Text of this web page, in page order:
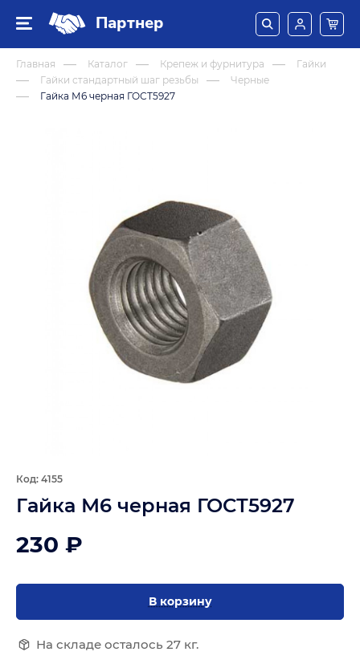
Партнер
Главная Каталог Крепеж и фурнитура
Гайки
Гайки стандартный шаг резьбы
Черные
Гайка М6 черная ГОСТ5927
Код: 4155
Гайка М6 черная ГОСТ5927
230 ₽
В корзину
На складе осталось 27 кг.